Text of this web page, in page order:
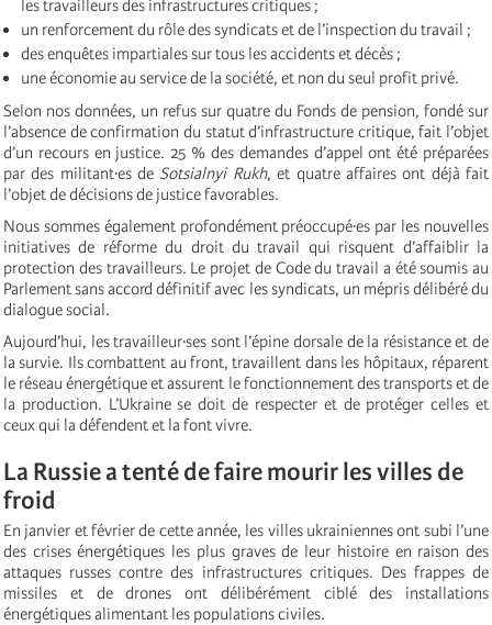
les travailleurs des infrastructures critiques ;
un renforcement du rôle des syndicats et de l’inspection du travail ;
des enquêtes impartiales sur tous les accidents et décès ;
une économie au service de la société, et non du seul profit privé.
Selon nos données, un refus sur quatre du Fonds de pension, fondé sur
l’absence de confirmation du statut d’infrastructure critique, fait l’objet
d’un recours en justice. 25 % des demandes d’appel ont été préparées
par des militant·es de Sotsialnyi Rukh, et quatre affaires ont déjà fait
l’objet de décisions de justice favorables.
Nous sommes également profondément préoccupé·es par les nouvelles
initiatives de réforme du droit du travail qui risquent d’affaiblir la
protection des travailleurs. Le projet de Code du travail a été soumis au
Parlement sans accord définitif avec les syndicats, un mépris délibéré du
dialogue social.
Aujourd’hui, les travailleur·ses sont l’épine dorsale de la résistance et de
la survie. Ils combattent au front, travaillent dans les hôpitaux, réparent
le réseau énergétique et assurent le fonctionnement des transports et de
la production. L’Ukraine se doit de respecter et de protéger celles et
ceux qui la défendent et la font vivre.
La Russie a tenté de faire mourir les villes de
froid
En janvier et février de cette année, les villes ukrainiennes ont subi l’une
des crises énergétiques les plus graves de leur histoire en raison des
attaques russes contre des infrastructures critiques. Des frappes de
missiles et de drones ont délibérément ciblé des installations
énergétiques alimentant les populations civiles.